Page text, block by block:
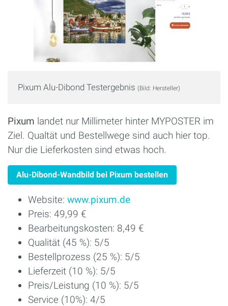
Pixum Alu-Dibond Testergebnis (Bild: Hersteller)
Pixum landet nur Millimeter hinter MYPOSTER im
Ziel. Qualtät und Bestellwege sind auch hier top.
Nur die Lieferkosten sind etwas hoch.
Alu-Dibond-Wandbild bei Pixum bestellen
Website: www.pixum.de
Preis: 49,99 €
Bearbeitungskosten: 8,49 €
Qualität (45 %): 5/5
Bestellprozess (25 %): 5/5
Lieferzeit (10 %): 5/5
Preis/Leistung (10 %): 5/5
Service (10%): 4/5